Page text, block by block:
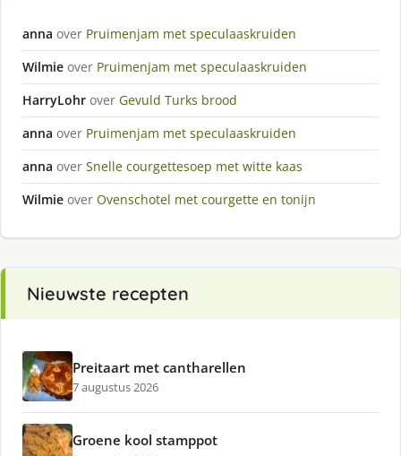
anna over Pruimenjam met speculaaskruiden
Wilmie over Pruimenjam met speculaaskruiden
HarryLohr over Gevuld Turks brood
anna over Pruimenjam met speculaaskruiden
anna over Snelle courgettesoep met witte kaas
Wilmie over Ovenschotel met courgette en tonijn
Nieuwste recepten
Preitaart met cantharellen
7 augustus 2026
Groene kool stamppot